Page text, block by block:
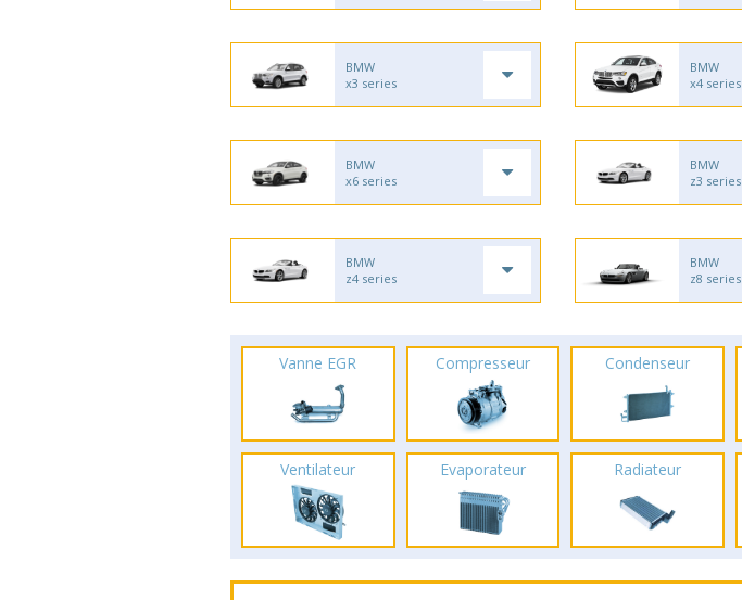
BMW
x3 series
BMW
x4 series
BMW
x6 series
BMW
z3 series
BMW
z4 series
BMW
z8 series
Vanne EGR Compresseur Condenseur
Ventilateur Evaporateur Radiateur